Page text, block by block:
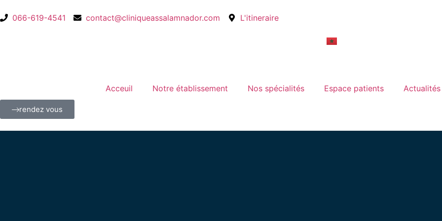
066-619-4541 contact@cliniqueassalamnador.com L'itineraire
Acceuil Notre établissement Nos spécialités Espace patients Actualités
rendez vous